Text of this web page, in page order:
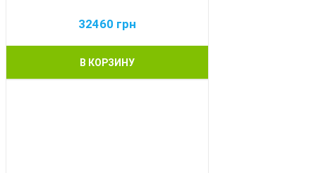
32460 грн
В КОРЗИНУ